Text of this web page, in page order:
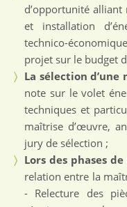
d’opportunité
et installation
technico-
projet sur le budget
La sélection
note sur le volet
techniques et
maîtrise d’œuvre,
jury de sélection ;
Lors des phases
relation entre la
- Relecture des